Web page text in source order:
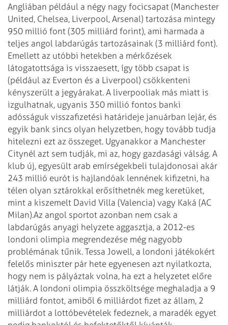
Angliában például a négy nagy focicsapat (Manchester
United, Chelsea, Liverpool, Arsenal) tartozása mintegy
950 millió font (305 milliárd forint), ami harmada a
teljes angol labdarúgás tartozásainak (3 milliárd font).
Emellett az utóbbi hetekben a mérkőzések
látogatottsága is visszaesett, így több csapat is
(például az Everton és a Liverpool) csökkenteni
kényszerült a jegyárakat. A liverpooliak más miatt is
izgulhatnak, ugyanis 350 millió fontos banki
adósságuk visszafizetési határideje januárban lejár, és
egyik bank sincs olyan helyzetben, hogy tovább tudja
hitelezni ezt az összeget. Ugyanakkor a Manchester
Citynél azt sem tudják, mi az, hogy gazdasági válság. A
klub új, egyesült arab emírségekbeli tulajdonosai akár
243 millió eurót is hajlandóak lennének kifizetni, ha
télen olyan sztárokkal erősíthetnék meg keretüket,
mint a kiszemelt David Villa (Valencia) vagy Kaká (AC
Milan).Az angol sportot azonban nem csak a
labdarúgás anyagi helyzete aggasztja, a 2012-es
londoni olimpia megrendezése még nagyobb
problémának tűnik. Tessa Jowell, a londoni játékokért
felelős miniszter pár hete egyenesen azt nyilatkozta,
hogy nem is pályáztak volna, ha ezt a helyzetet előre
látják. A londoni olimpia összköltsége meghaladja a 9
milliárd fontot, amiből 6 milliárdot fizet az állam, 2
milliárdot a lottóbevételek fedeznek, a maradék egyet